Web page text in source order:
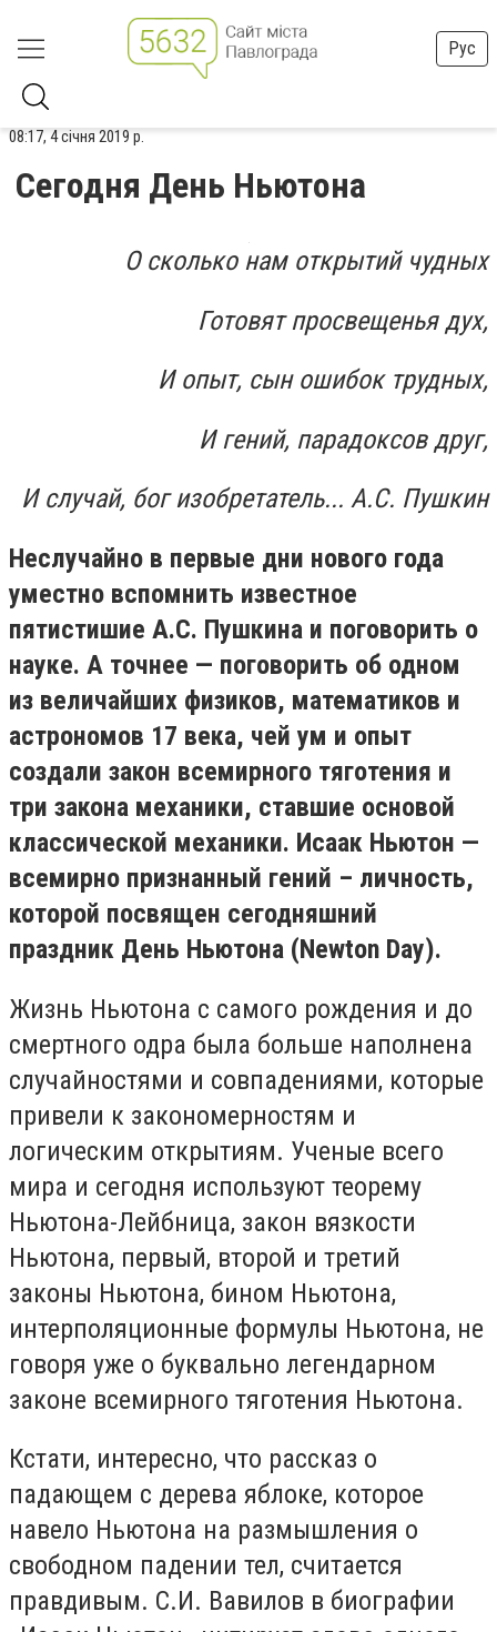
Рус
08:17, 4 січня 2019 р.
Сегодня День Ньютона
О сколько нам открытий чудных
Готовят просвещенья дух,
И опыт, сын ошибок трудных,
И гений, парадоксов друг,
И случай, бог изобретатель... А.С. Пушкин
Неслучайно в первые дни нового года
уместно вспомнить известное
пятистишие А.С. Пушкина и поговорить о
науке. А точнее — поговорить об одном
из величайших физиков, математиков и
астрономов 17 века, чей ум и опыт
создали закон всемирного тяготения и
три закона механики, ставшие основой
классической механики. Исаак Ньютон —
всемирно признанный гений – личность,
которой посвящен сегодняшний
праздник День Ньютона (Newton Day).
Жизнь Ньютона с самого рождения и до
смертного одра была больше наполнена
случайностями и совпадениями, которые
привели к закономерностям и
логическим открытиям. Ученые всего
мира и сегодня используют теорему
Ньютона-Лейбница, закон вязкости
Ньютона, первый, второй и третий
законы Ньютона, бином Ньютона,
интерполяционные формулы Ньютона, не
говоря уже о буквально легендарном
законе всемирного тяготения Ньютона.
Кстати, интересно, что рассказ о
падающем с дерева яблоке, которое
навело Ньютона на размышления о
свободном падении тел, считается
правдивым. С.И. Вавилов в биографии